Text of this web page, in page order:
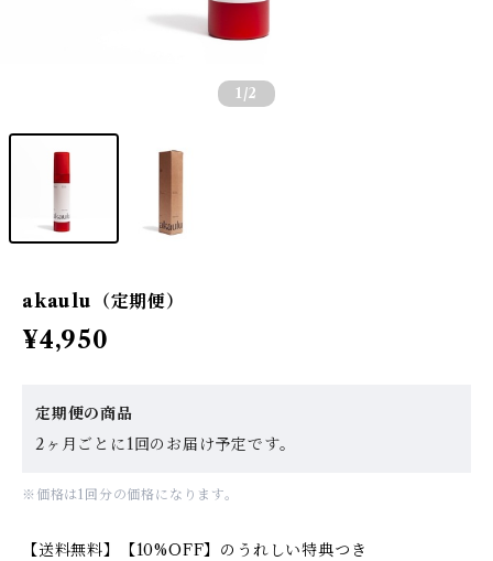
1 /2
akaulu（定期便）
¥4,950
定期便の商品
2ヶ月ごとに1回のお届け予定です。
※価格は1回分の価格になります。
【送料無料】【10%OFF】のうれしい特典つき